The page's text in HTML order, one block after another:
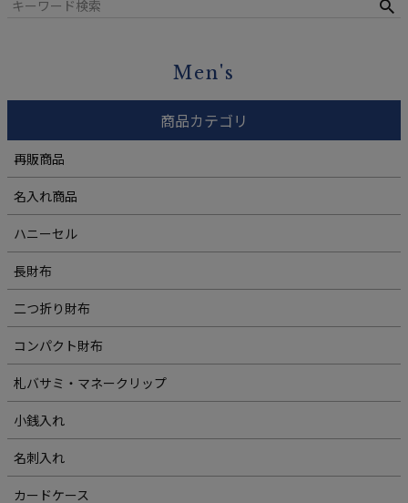
Men's
商品カテゴリ
再販商品
名入れ商品
ハニーセル
長財布
二つ折り財布
コンパクト財布
札バサミ・マネークリップ
小銭入れ
名刺入れ
カードケース